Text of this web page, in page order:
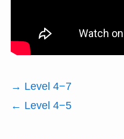
→ Level 4−7
← Level 4−5